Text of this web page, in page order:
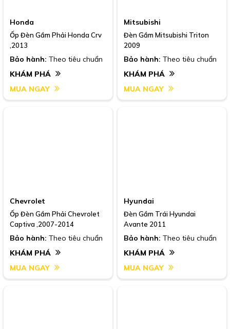
Honda
Ốp Đèn Gầm Phải Honda Crv
,2013
Bảo hành: Theo tiêu chuẩn
KHÁM PHÁ
MUA NGAY
Mitsubishi
Đèn Gầm Mitsubishi Triton
2009
Bảo hành: Theo tiêu chuẩn
KHÁM PHÁ
MUA NGAY
Chevrolet
Ốp Đèn Gầm Phải Chevrolet
Captiva ,2007-2014
Bảo hành: Theo tiêu chuẩn
KHÁM PHÁ
MUA NGAY
Hyundai
Đèn Gầm Trái Hyundai
Avante 2011
Bảo hành: Theo tiêu chuẩn
KHÁM PHÁ
MUA NGAY